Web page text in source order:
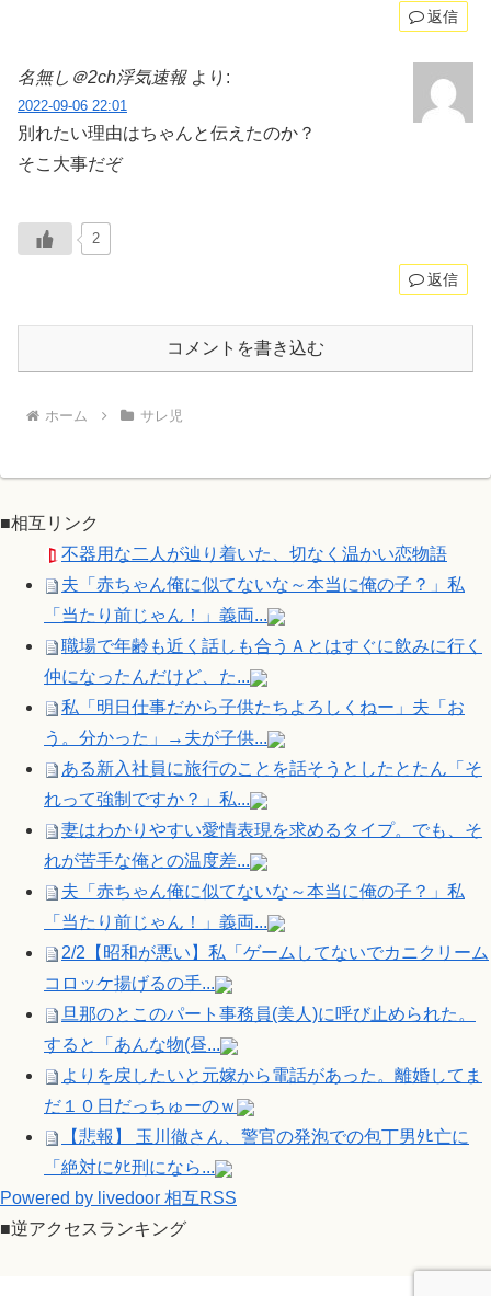
返信
名無し＠2ch浮気速報 より:
2022-09-06 22:01
別れたい理由はちゃんと伝えたのか？
そこ大事だぞ
2
返信
コメントを書き込む
ホーム サレ児
■相互リンク
不器用な二人が辿り着いた、切なく温かい恋物語
夫「赤ちゃん俺に似てないな～本当に俺の子？」私
「当たり前じゃん！」義両...
職場で年齢も近く話しも合うＡとはすぐに飲みに行く
仲になったんだけど、た...
私「明日仕事だから子供たちよろしくねー」夫「お
う。分かった」→夫が子供...
ある新入社員に旅行のことを話そうとしたとたん「そ
れって強制ですか？」私...
妻はわかりやすい愛情表現を求めるタイプ。でも、そ
れが苦手な俺との温度差...
夫「赤ちゃん俺に似てないな～本当に俺の子？」私
「当たり前じゃん！」義両...
2/2【昭和が悪い】私「ゲームしてないでカニクリーム
コロッケ揚げるの手...
旦那のとこのパート事務員(美人)に呼び止められた。
すると「あんな物(昼...
よりを戻したいと元嫁から電話があった。離婚してま
だ１０日だっちゅーのｗ
【悲報】 玉川徹さん、警官の発泡での包丁男ﾀﾋ亡に
「絶対にﾀﾋ刑になら...
Powered by livedoor 相互RSS
■逆アクセスランキング